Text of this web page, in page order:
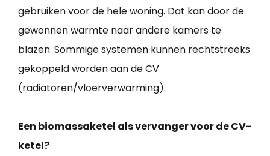
gebruiken voor de hele woning. Dat kan door de
gewonnen warmte naar andere kamers te
blazen. Sommige systemen kunnen rechtstreeks
gekoppeld worden aan de CV
(radiatoren/vloerverwarming).
Een biomassaketel als vervanger voor de CV-
ketel?